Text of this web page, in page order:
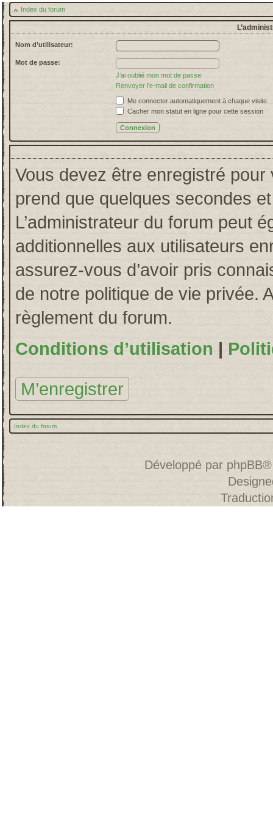
Index du forum
Nom d’utilisateur:
Mot de passe:
J’ai oublié mon mot de passe
Renvoyer l’e-mail de confirmation
Me connecter automatiquement à chaque visite
Cacher mon statut en ligne pour cette session
Vous devez être enregistré pour
prend que quelques secondes
L’administrateur du forum peut
additionnelles aux utilisateurs
assurez-vous d’avoir pris
de notre politique de vie privée.
règlement du forum.
Conditions d’utilisation |
M’enregistrer
Index du forum
Développé par phpBB®